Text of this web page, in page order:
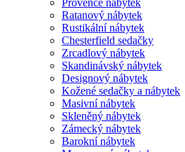
Provence nábytek
Ratanový nábytek
Rustikální nábytek
Chesterfield sedačky
Zrcadlový nábytek
Skandinávský nábytek
Designový nábytek
Kožené sedačky a nábytek
Masivní nábytek
Skleněný nábytek
Zámecký nábytek
Barokní nábytek